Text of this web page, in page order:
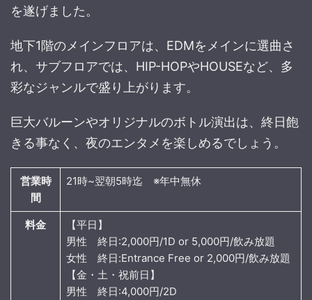
を遂げました。
地下1階のメインフロアは、EDMをメインに選曲さ
れ、サブフロアでは、HIP-HOPやHOUSEなど、多
彩なジャンルで盛り上がります。
巨大バルーンやオリジナルのボトル演出は、終日飽
きる事なく、夜のエンタメを楽しめるでしょう。
営業時
間
21時~翌朝5時迄 ※年中無休
料金
【平日】
男性 終日:2,000円/1D or 5,000円/飲み放題
女性 終日:Entrance Free or 2,000円/飲み放題
【金・土・祝前日】
男性 終日:4,000円/2D